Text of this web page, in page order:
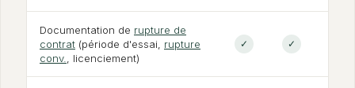
Documentation de rupture de
contrat (période d'essai, rupture
conv.
, licenciement)
✓ ✓